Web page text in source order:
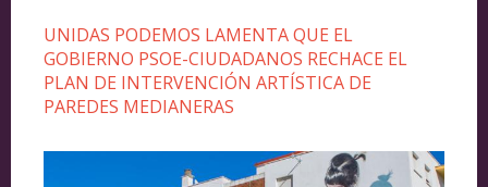
UNIDAS PODEMOS LAMENTA QUE EL
GOBIERNO PSOE-CIUDADANOS RECHACE EL
PLAN DE INTERVENCIÓN ARTÍSTICA DE
PAREDES MEDIANERAS